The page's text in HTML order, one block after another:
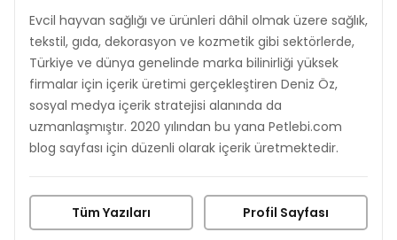
Evcil hayvan sağlığı ve ürünleri dâhil olmak üzere sağlık,
tekstil, gıda, dekorasyon ve kozmetik gibi sektörlerde,
Türkiye ve dünya genelinde marka bilinirliği yüksek
firmalar için içerik üretimi gerçekleştiren Deniz Öz,
sosyal medya içerik stratejisi alanında da
uzmanlaşmıştır. 2020 yılından bu yana Petlebi.com
blog sayfası için düzenli olarak içerik üretmektedir.
Tüm Yazıları Profil Sayfası